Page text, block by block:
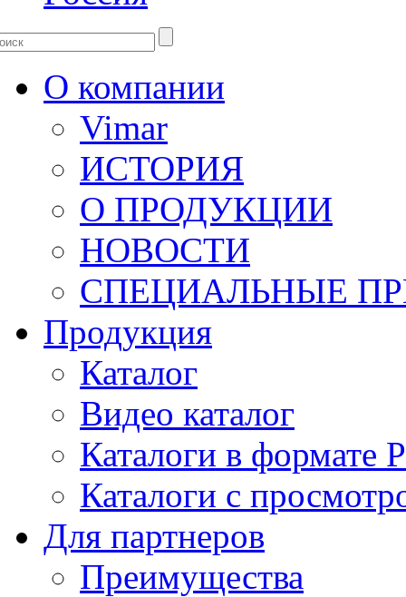
О компании
Vimar
ИСТОРИЯ
О ПРОДУКЦИИ
НОВОСТИ
СПЕЦИАЛЬНЫЕ
Продукция
Каталог
Видео каталог
Каталоги в формате
Каталоги с
Для партнеров
Преимущества